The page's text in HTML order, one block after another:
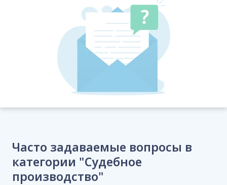
…………………………
[Скрытый текст. Полная версия доступна после
скачивания]
Часто задаваемые вопросы в
категории "Судебное
производство"